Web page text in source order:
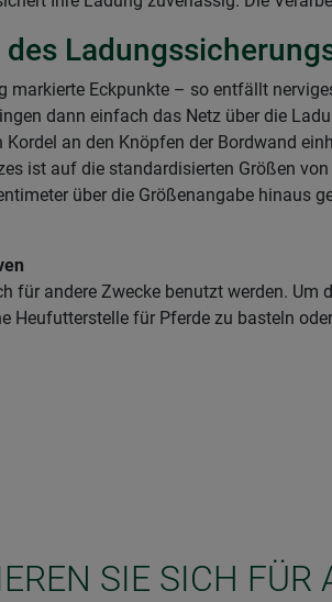
markierte Eckpunkte – so entfällt
dann einfach das Netz über die
an den Knöpfen der Bordwand
ist auf die standardisierten Größen
über die Größenangabe hinaus
für andere Zwecke benutzt werden.
Heufutterstelle für Pferde zu basteln
SIE SICH FÜR